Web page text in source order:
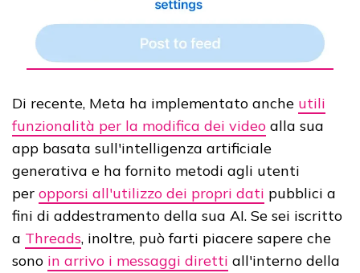
Di recente, Meta ha implementato anche utili
funzionalità per la modifica dei video alla sua
app basata sull'intelligenza artificiale
generativa e ha fornito metodi agli utenti
per opporsi all'utilizzo dei propri dati pubblici a
fini di addestramento della sua AI. Se sei iscritto
a Threads, inoltre, può farti piacere sapere che
sono in arrivo i messaggi diretti all'interno della